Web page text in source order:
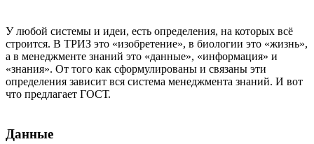
У любой системы и идеи, есть определения, на которых всё
строится. В ТРИЗ это «изобретение», в биологии это «жизнь»,
а в менеджменте знаний это «данные», «информация» и
«знания». От того как сформулированы и связаны эти
определения зависит вся система менеджмента знаний. И вот
что предлагает ГОСТ.
Данные